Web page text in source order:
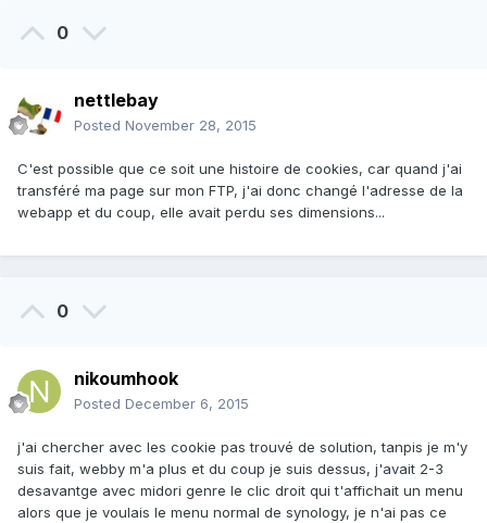
0
nettlebay
Posted November 28, 2015
C'est possible que ce soit une histoire de cookies, car quand j'ai
transféré ma page sur mon FTP, j'ai donc changé l'adresse de la
webapp et du coup, elle avait perdu ses dimensions...
0
nikoumhook
Posted December 6, 2015
j'ai chercher avec les cookie pas trouvé de solution, tanpis je m'y
suis fait, webby m'a plus et du coup je suis dessus, j'avait 2-3
desavantge avec midori genre le clic droit qui t'affichait un menu
alors que je voulais le menu normal de synology, je n'ai pas ce